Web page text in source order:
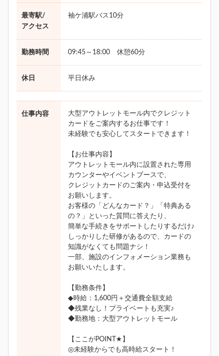
最寄駅/
アクセス
袖ケ浦駅バス10分
勤務時間 09:45～18:00 休憩60分
休日 平日休み
仕事内容
大型アウトレットモール内でクレジット
カードをご案内するお仕事です！
未経験でも安心してスタートできます！
【お仕事内容】
アウトレットモール内に設置された専用
カウンターやイベントブースで、
クレジットカードのご案内・申込受付を
お願いします。
お客様の「どんなカード？」「特典ある
の？」といった質問に答えたり、
簡単な手続きをサポートしたりするだけ♪
しっかりした研修があるので、カードの
知識がなくても問題ナシ！
一部、施設のインフォメーション業務も
お願いいたします。
【勤務条件】
◆時給：1,600円＋交通費全額支給
◆残業なし！プライベートも充実♪
◆勤務地：大型アウトレットモール
【ここがPOINT★】
◎未経験からでも高時給スタート！